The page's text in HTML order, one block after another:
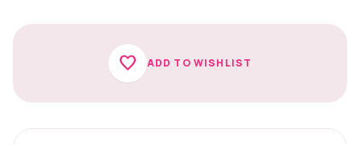
favorite ADD TO WISHLIST